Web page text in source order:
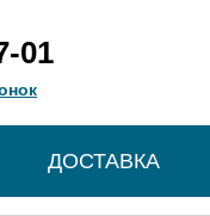
01
ДОСТАВКА